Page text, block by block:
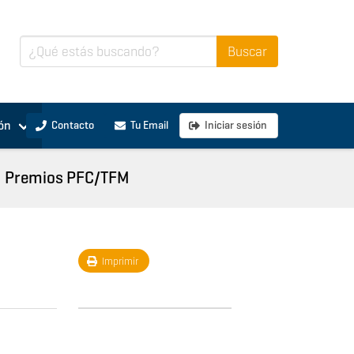
Contacto Tu Email Iniciar sesión
Premios PFC/TFM
Imprimir